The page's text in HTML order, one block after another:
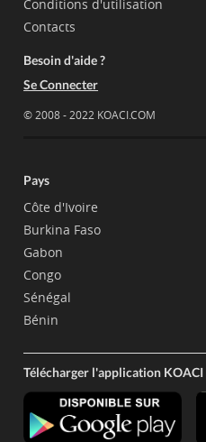
Conditions d'utilisation
Contacts
Besoin d'aide ?
Se Connecter
© 2008 - 2022 KOACI.COM
Pays
Côte d'Ivoire
Burkina Faso
Gabon
Congo
Sénégal
Bénin
Télécharger l'application KOACI